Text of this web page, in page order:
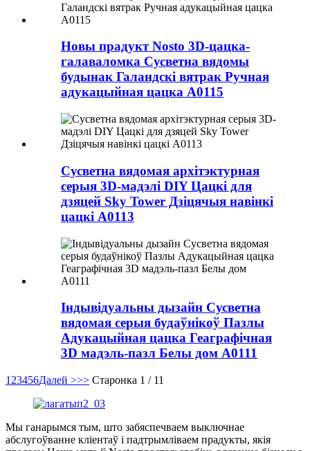
Новы прадукт Nosto 3D-цацка-
галаваломка Сусветна вядомы
будынак Галандскі вятрак Ручная
адукацыйная цацка A0115
Сусветна вядомая архітэктурная
серыя 3D-мадэлі DIY Цацкі для
дзяцей Sky Tower Дзіцячыя навінкі
цацкі A0113
Індывідуальны дызайн Сусветна
вядомая серыя будаўнікоў Пазлы
Адукацыйная цацка Геаграфічная
3D мадэль-пазл Белы дом A0111
1 23456Далей >>> Старонка 1 / 11
Мы ганарымся тым, што забяспечваем выключнае
абслугоўванне кліентаў і падтрымліваем прадукты, якія